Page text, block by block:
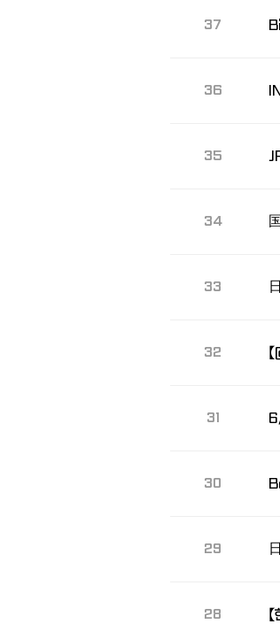
37
36
35
34
33
32
31
30
29
28